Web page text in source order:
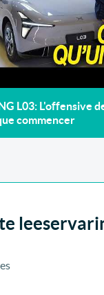
L03: L'offensive
commencer